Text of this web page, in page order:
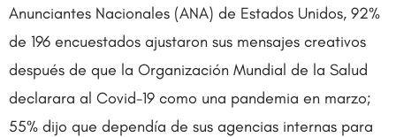
Anunciantes Nacionales (ANA) de Estados Unidos, 92%
de 196 encuestados ajustaron sus mensajes creativos
después de que la Organización Mundial de la Salud
declarara al Covid-19 como una pandemia en marzo;
55% dijo que dependía de sus agencias internas para